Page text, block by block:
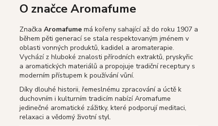
O značce Aromafume
Značka Aromafume má kořeny sahající až do roku 1907 a
během pěti generací se stala respektovaným jménem v
oblasti vonných produktů, kadidel a aromaterapie.
Vychází z hluboké znalosti přírodních extraktů, pryskyřic
a aromatických materiálů a propojuje tradiční receptury s
moderním přístupem k používání vůní.
Díky dlouhé historii, řemeslnému zpracování a úctě k
duchovním i kulturním tradicím nabízí Aromafume
jedinečné aromatické zážitky, které podporují meditaci,
relaxaci a vědomý životní styl.